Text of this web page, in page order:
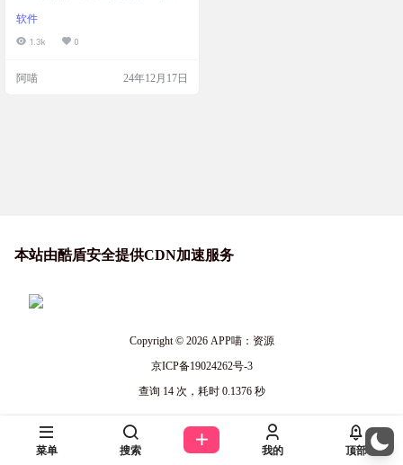
统，支持所有VLC支持的视
频格式，并允许用户自定义
ridPlayer。这个播放器最大的特色就
是能同时播放多个视频，而且是基
是对比几个视频，GridPlayer都能搞
软件
1.3k 0
阿喵 24年12月17日
本站由酷盾安全提供CDN加速服务
Copyright © 2026APP喵：资源
京ICP备19024262号-3
查询 14 次，耗时 0.1376 秒
菜单 搜索 我的 顶部